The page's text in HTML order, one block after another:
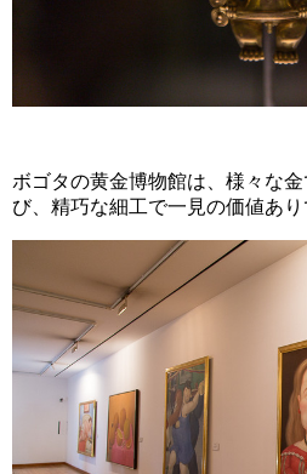
ボゴタの黄金博物館は、様々な
び、精巧な細工で一見の価値あり